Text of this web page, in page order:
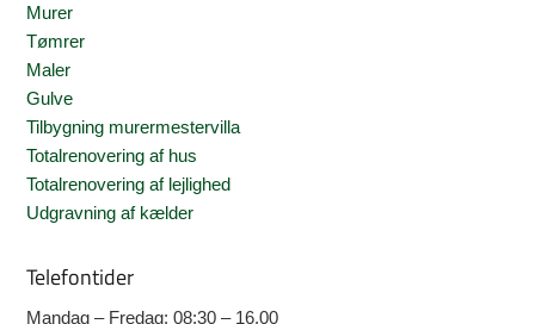
Murer
Tømrer
Maler
Gulve
Tilbygning murermestervilla
Totalrenovering af hus
Totalrenovering af lejlighed
Udgravning af kælder
Telefontider
Mandag – Fredag: 08:30 – 16.00